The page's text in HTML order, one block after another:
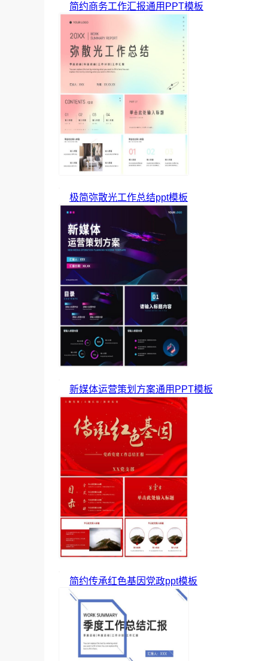
简约商务工作汇报通用PPT模板
极简弥散光工作总结ppt模板
新媒体运营策划方案通用PPT模板
简约传承红色基因党政ppt模板